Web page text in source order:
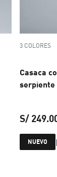
3 COLORES
Casaca
S/
NUEVO